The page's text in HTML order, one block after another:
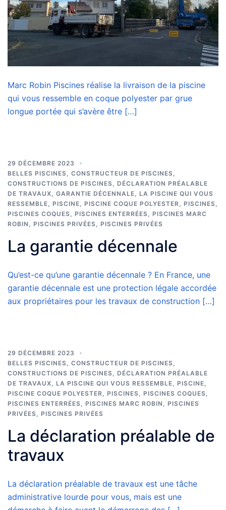
Marc Robin Piscines réalise la livraison de la piscine
qui vous ressemble en coque polyester par grue
longue portée qui s’avère être […]
29 DÉCEMBRE 2023
BELLES PISCINES
CONSTRUCTEUR DE PISCINES
CONSTRUCTIONS DE PISCINES
DÉCLARATION PRÉALABLE
DE TRAVAUX
GARANTIE DÉCENNALE
LA PISCINE QUI VOUS
RESSEMBLE
PISCINE PISCINE COQUE POLYESTER PISCINES
PISCINES COQUES
PISCINES ENTERRÉES
PISCINES MARC
ROBIN
PISCINES PRIVÉES PISCINES PRIVÉES
La garantie décennale
Qu’est-ce qu’une garantie décennale ? En France, une
garantie décennale est une protection légale accordée
aux propriétaires pour les travaux de construction […]
29 DÉCEMBRE 2023
BELLES PISCINES
CONSTRUCTEUR DE PISCINES
CONSTRUCTIONS DE PISCINES
DÉCLARATION PRÉALABLE
DE TRAVAUX
LA PISCINE QUI VOUS RESSEMBLE PISCINE
PISCINE COQUE POLYESTER
PISCINES PISCINES COQUES
PISCINES ENTERRÉES
PISCINES MARC ROBIN
PISCINES
PRIVÉES
PISCINES PRIVÉES
La déclaration préalable de
travaux
La déclaration préalable de travaux est une tâche
administrative lourde pour vous, mais est une